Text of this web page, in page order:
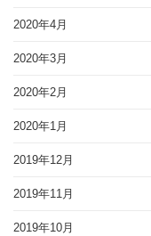
2020年4月
2020年3月
2020年2月
2020年1月
2019年12月
2019年11月
2019年10月